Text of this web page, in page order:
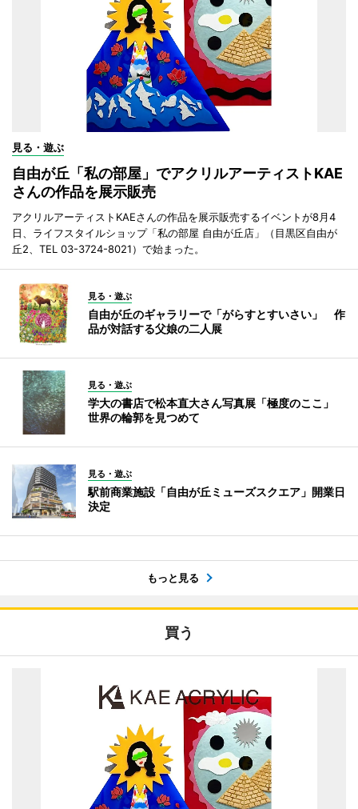
見る・遊ぶ
自由が丘「私の部屋」でアクリルアーティストKAE
さんの作品を展示販売
アクリルアーティストKAEさんの作品を展示販売するイベントが8月4
日、ライフスタイルショップ「私の部屋 自由が丘店」（目黒区自由が
丘2、TEL 03-3724-8021）で始まった。
見る・遊ぶ
自由が丘のギャラリーで「がらすとすいさい」 作
品が対話する父娘の二人展
見る・遊ぶ
学大の書店で松本直大さん写真展「極度のここ」
世界の輪郭を見つめて
見る・遊ぶ
駅前商業施設「自由が丘ミューズスクエア」開業日
決定
もっと見る
買う